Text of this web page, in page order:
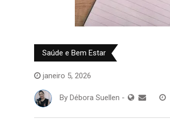
Saúde e Bem Estar
janeiro 5, 2026
By Débora Suellen -